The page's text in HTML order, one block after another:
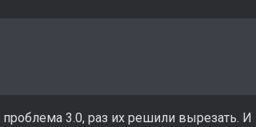
3.0, раз их решили вырезать. И